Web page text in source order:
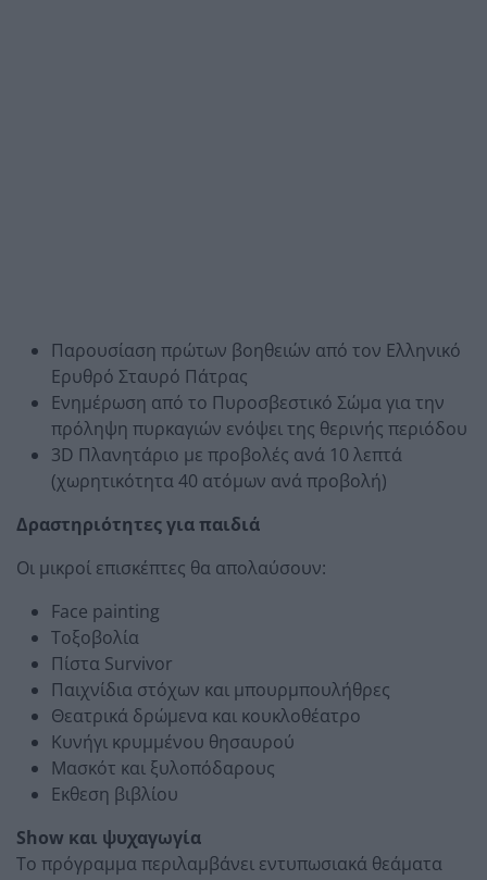
Παρουσίαση πρώτων βοηθειών από τον Ελληνικό
Ερυθρό Σταυρό Πάτρας
Ενημέρωση από το Πυροσβεστικό Σώμα για την
πρόληψη πυρκαγιών ενόψει της θερινής περιόδου
3D Πλανητάριο με προβολές ανά 10 λεπτά
(χωρητικότητα 40 ατόμων ανά προβολή)
Δραστηριότητες για παιδιά
Οι μικροί επισκέπτες θα απολαύσουν:
Face painting
Τοξοβολία
Πίστα Survivor
Παιχνίδια στόχων και μπουρμπουλήθρες
Θεατρικά δρώμενα και κουκλοθέατρο
Κυνήγι κρυμμένου θησαυρού
Μασκότ και ξυλοπόδαρους
Εκθεση βιβλίου
Show και ψυχαγωγία
Το πρόγραμμα περιλαμβάνει εντυπωσιακά θεάματα